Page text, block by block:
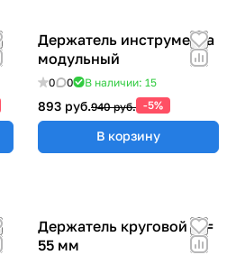
Держатель инструмента
модульный
0 0 В наличии: 15
893 руб.940 руб. -5%
В корзину
Держатель круговой Ø =
55 мм